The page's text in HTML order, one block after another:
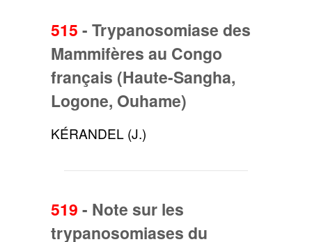
515 -Trypanosomiase des
Mammifères au Congo
français (Haute-Sangha,
Logone, Ouhame)
KÉRANDEL (J.)
519 - Note sur les
trypanosomiases du